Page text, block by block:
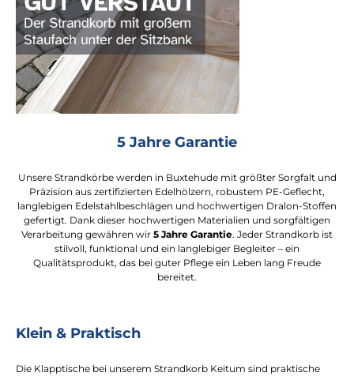
5 Jahre Garantie
Unsere Strandkörbe werden in Buxtehude mit größter Sorgfalt und
Präzision aus zertifizierten Edelhölzern, robustem PE-Geflecht,
langlebigen Edelstahlbeschlägen und hochwertigen Dralon-Stoffen
gefertigt. Dank dieser hochwertigen Materialien und sorgfältigen
Verarbeitung gewähren wir 5 Jahre Garantie. Jeder Strandkorb ist
stilvoll, funktional und ein langlebiger Begleiter – ein
Qualitätsprodukt, das bei guter Pflege ein Leben lang Freude
bereitet.
Klein & Praktisch
Die Klapptische bei unserem Strandkorb Keitum sind praktische